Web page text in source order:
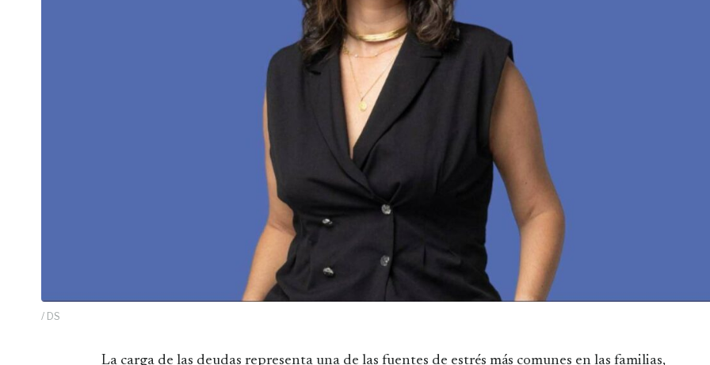
/ DS
La carga de las deudas representa una de las fuentes de estrés más comunes en las familias,